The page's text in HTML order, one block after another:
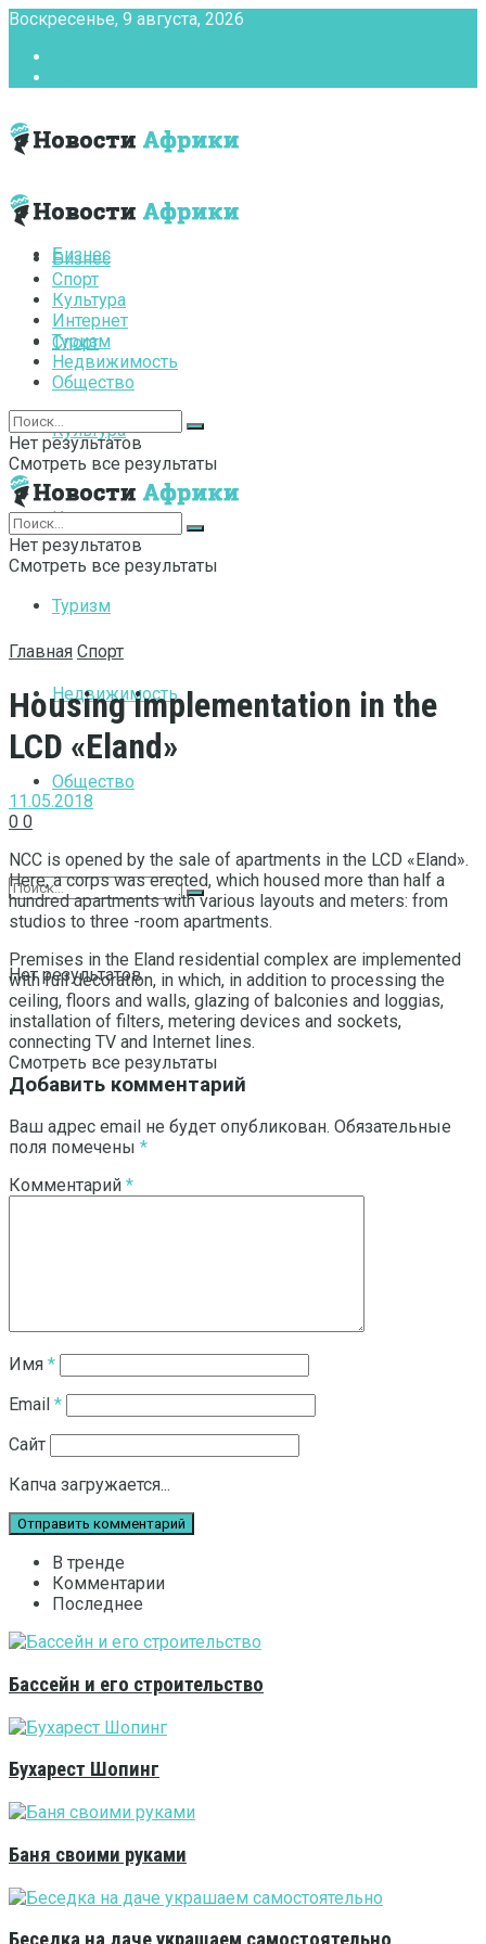
Воскресенье, 9 августа, 2026
Бизнес
Спорт
Культура
Интернет
Туризм
Недвижимость
Общество
Нет результатов
Смотреть все результаты
Бизнес
Спорт
Культура
Интернет
Туризм
Недвижимость
Общество
Нет результатов
Смотреть все результаты
Нет результатов
Смотреть все результаты
Главная Спорт
Housing implementation in the
LCD «Eland»
11.05.2018
0 0
NCC is opened by the sale of apartments in the LCD «Eland».
Here, a corps was erected, which housed more than half a
hundred apartments with various layouts and meters: from
studios to three -room apartments.
Premises in the Eland residential complex are implemented
with full decoration, in which, in addition to processing the
ceiling, floors and walls, glazing of balconies and loggias,
installation of filters, metering devices and sockets,
connecting TV and Internet lines.
Добавить комментарий
Ваш адрес email не будет опубликован. Обязательные
поля помечены *
Комментарий *
Имя *
Email *
Сайт
Капча загружается...
В тренде
Комментарии
Последнее
Бассейн и его строительство
Бухарест Шопинг
Баня своими руками